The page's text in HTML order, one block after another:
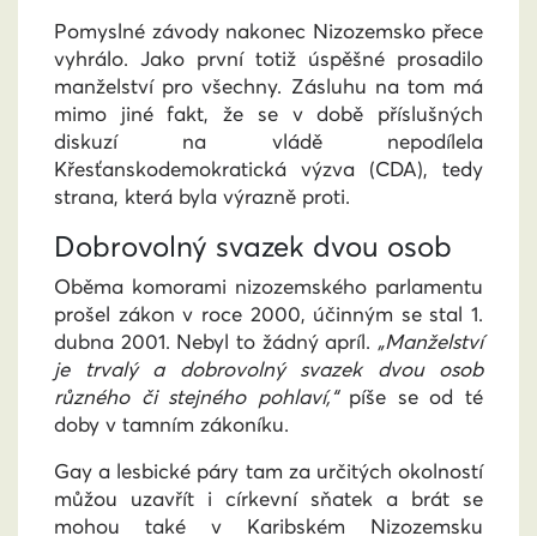
Pomyslné závody nakonec Nizozemsko přece
vyhrálo. Jako první totiž úspěšné prosadilo
manželství pro všechny. Zásluhu na tom má
mimo jiné fakt, že se v době příslušných
diskuzí na vládě nepodílela
Křesťanskodemokratická výzva (CDA), tedy
strana, která byla výrazně proti.
Dobrovolný svazek dvou osob
Oběma komorami nizozemského parlamentu
prošel zákon v roce 2000, účinným se stal 1.
dubna 2001. Nebyl to žádný apríl. „Manželství
je trvalý a dobrovolný svazek dvou osob
různého či stejného pohlaví,“píše se od té
doby v tamním zákoníku.
Gay a lesbické páry tam za určitých okolností
můžou uzavřít i církevní sňatek a brát se
mohou také v Karibském Nizozemsku